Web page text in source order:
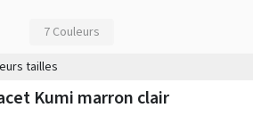
7 Couleurs
tailles
Kumi marron clair